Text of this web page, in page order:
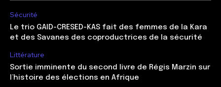
Sécurité
Le trio GAID-CRESED-KAS fait des femmes de la Kara
et des Savanes des coproductrices de la sécurité
Littérature
Sortie imminente du second livre de Régis Marzin sur
l’histoire des élections en Afrique